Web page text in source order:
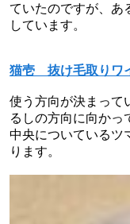
ていたのですが、あ
しています。
猫壱 抜け毛取りワ
使う方向が決まっ
るしの方向に向かっ
中央についているツ
ります。